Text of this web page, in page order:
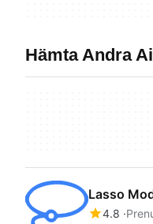
Hämta Andra
Lasso
4.8